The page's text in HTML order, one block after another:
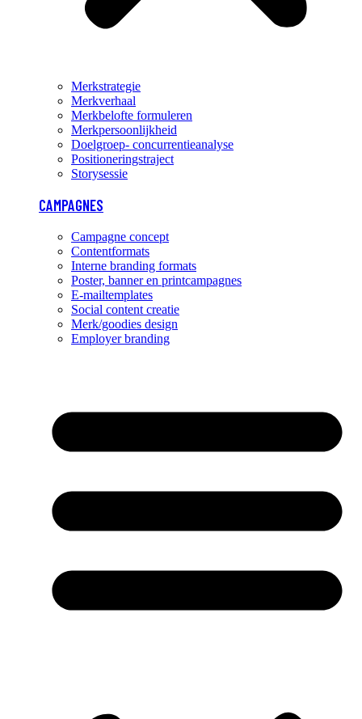
Merkstrategie
Merkverhaal
Merkbelofte formuleren
Merkpersoonlijkheid
Doelgroep- concurrentieanalyse
Positioneringstraject
Storysessie
CAMPAGNES
Campagne concept
Contentformats
Interne branding formats
Poster, banner en printcampagnes
E-mailtemplates
Social content creatie
Merk/goodies design
Employer branding